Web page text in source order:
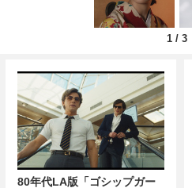
1 / 3
80年代LA版「ゴシップガー